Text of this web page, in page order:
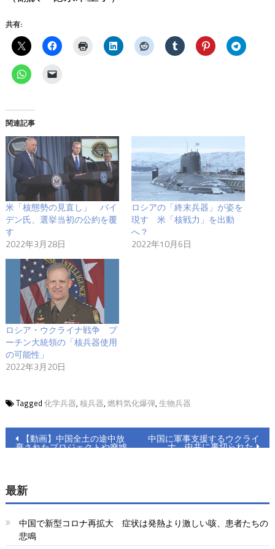
共有:
関連記事
米「核態勢の見直し」 バイ
デン氏、選挙当初の公約を覆
す
2022年3月28日
ロシアの「終末兵器」が姿を
現す 米「核戦力」を出動
へ？
2022年10月6日
ロシア・ウクライナ戦争 プ
ーチン大統領の「核兵器使用
の可能性」
2022年3月20日
Tagged 化学兵器, 核兵器, 燃料気化爆弾, 生物兵器
投
ナ
ビ
ゲ
【動画】中国全土の途中放
棄されたプロジェクトや廃墟
中国に軍事支援するウクライ
ナ、中共に裏切られた
最新
中国で新型コロナ再拡大 症状は発熱より激しい咳、患者たちの
悲鳴